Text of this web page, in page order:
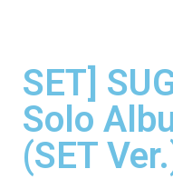
SET]
Solo
(SET